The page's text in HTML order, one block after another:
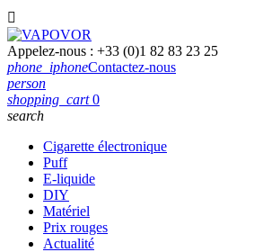

Appelez-nous : +33 (0)1 82 83 23 25
phone_iphoneContactez-nous
person
shopping_cart 0
search
Cigarette électronique
Puff
E-liquide
DIY
Matériel
Prix rouges
Actualité